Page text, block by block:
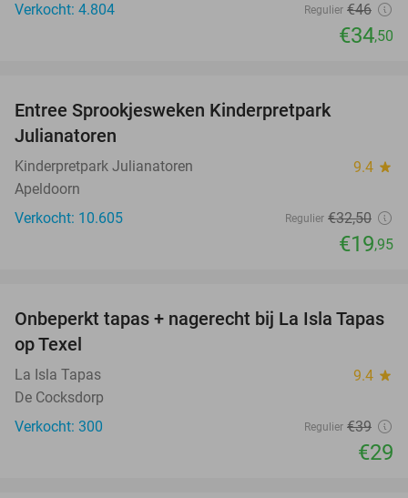
Verkocht: 4.804
Regulier €46
€34,50
Entree Sprookjesweken Kinderpretpark
Julianatoren
Kinderpretpark Julianatoren 9.4 star
Apeldoorn
Verkocht: 10.605
Regulier €32,50
€19,95
26%
Onbeperkt tapas + nagerecht bij La Isla Tapas
op Texel
La Isla Tapas 9.4 star
De Cocksdorp
Verkocht: 300
Regulier €39
€29